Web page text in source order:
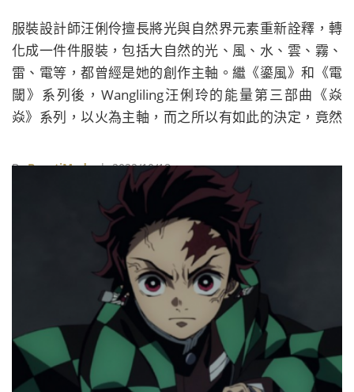
服裝設計師汪俐伶擅長將光與自然界元素重新詮釋，轉
化成一件件服裝，包括大自然的光、風、水、雲、霧、
雷、電等，都曾經是她的創作主軸。繼《鎏風》和《電
閾》系列後，Wangliling汪俐玲的能量第三部曲《焱
焱》系列，以火為主軸，而之所以有如此的決定，竟然
ByBeautiMode| 2022/10/18